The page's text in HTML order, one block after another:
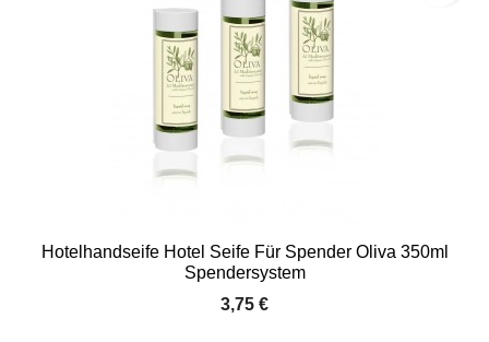
Hotelhandseife Hotel Seife Für Spender Oliva 350ml
Spendersystem
3,75 €